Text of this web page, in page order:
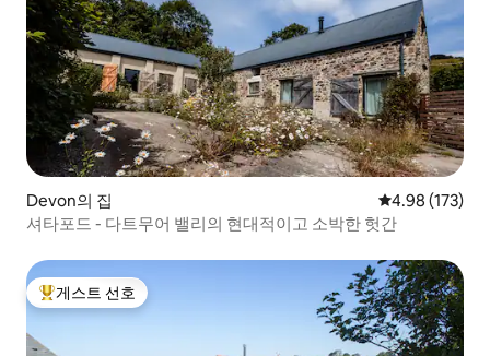
Devon의 집 평점 4.98점(5
4.98 (173)
셔타포드 - 다트무어 밸리의 현대적이고 소박한 헛간
상위 게스트 선호
게스트 선호